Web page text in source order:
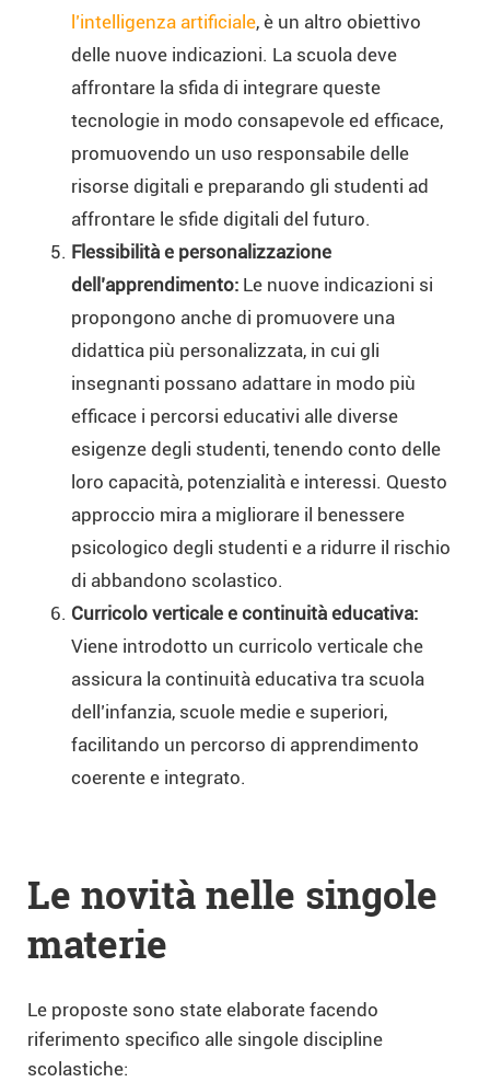
l’intelligenza artificiale, è un altro obiettivo
delle nuove indicazioni. La scuola deve
affrontare la sfida di integrare queste
tecnologie in modo consapevole ed efficace,
promuovendo un uso responsabile delle
risorse digitali e preparando gli studenti ad
affrontare le sfide digitali del futuro.
Flessibilità e personalizzazione
dell’apprendimento: Le nuove indicazioni si
propongono anche di promuovere una
didattica più personalizzata, in cui gli
insegnanti possano adattare in modo più
efficace i percorsi educativi alle diverse
esigenze degli studenti, tenendo conto delle
loro capacità, potenzialità e interessi. Questo
approccio mira a migliorare il benessere
psicologico degli studenti e a ridurre il rischio
di abbandono scolastico.
Curricolo verticale e continuità educativa:
Viene introdotto un curricolo verticale che
assicura la continuità educativa tra scuola
dell’infanzia, scuole medie e superiori,
facilitando un percorso di apprendimento
coerente e integrato.
Le novità nelle singole
materie
Le proposte sono state elaborate facendo
riferimento specifico alle singole discipline
scolastiche: